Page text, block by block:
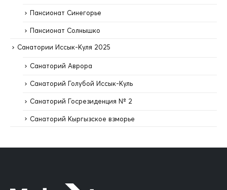
Пансионат Синегорье
Пансионат Солнышко
Санатории Иссык-Куля 2025
Санаторий Аврора
Санаторий Голубой Иссык-Куль
Санаторий Госрезиденция № 2
Санаторий Кыргызское взморье